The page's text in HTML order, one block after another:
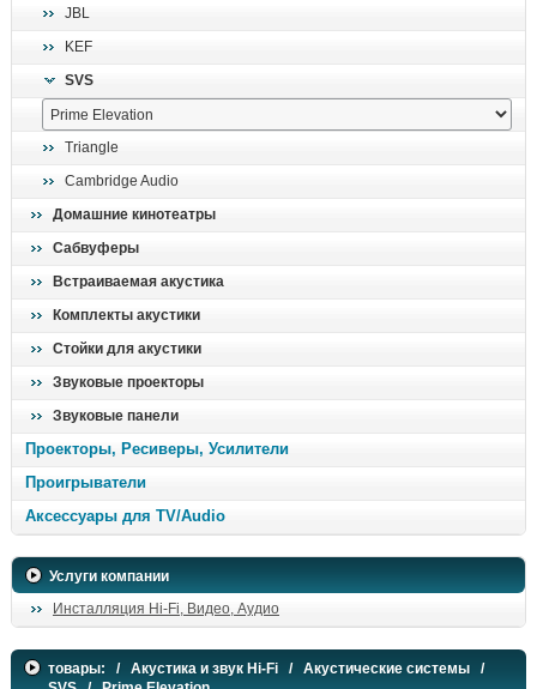
JBL
KEF
SVS
Triangle
Cambridge Audio
Домашние кинотеатры
Сабвуферы
Встраиваемая акустика
Комплекты акустики
Стойки для акустики
Звуковые проекторы
Звуковые панели
Проекторы, Ресиверы, Усилители
Проигрыватели
Аксессуары для TV/Audio
Услуги компании
Инсталляция Hi-Fi, Видео, Аудио
товары: / Акустика и звук Hi-Fi / Акустические системы /